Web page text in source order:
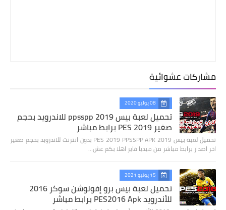
مشاركات عشوائية
08 يوليو 2020
تحميل لعبة بيس 2019 ppsspp للاندرويد بحجم
صغير PES 2019 برابط مباشر
تحميل لعبة بيس 2019 PES 2019 PPSSPP APK بدون انترنت للاندرويد بحجم صغير
اخر اصدار برابط مباشر من ميديا فاير اهلا بكم عش…
15 يونيو 2021
تحميل لعبة بيس برو إفولوشن سوكر 2016
للأندرويد PES2016 Apk برابط مباشر